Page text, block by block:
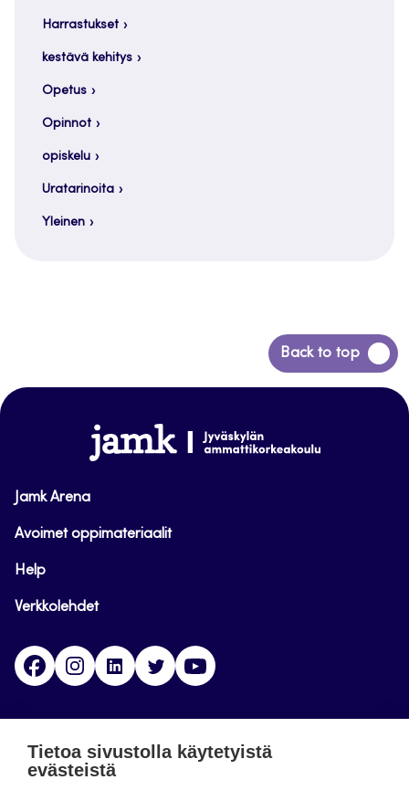
Harrastukset
kestävä kehitys
Opetus
Opinnot
opiskelu
Uratarinoita
Yleinen
Back to top
Siirry
takaisin
www.jamk.fi
Jamk Arena
Avoimet oppimateriaalit
Help
Verkkolehdet
FacebookInstagramLinkedinTwitter
Tietoa sivustolla käytetyistä
evästeistä